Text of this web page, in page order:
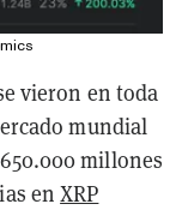
vieron en toda
mundial
millones
enXRP